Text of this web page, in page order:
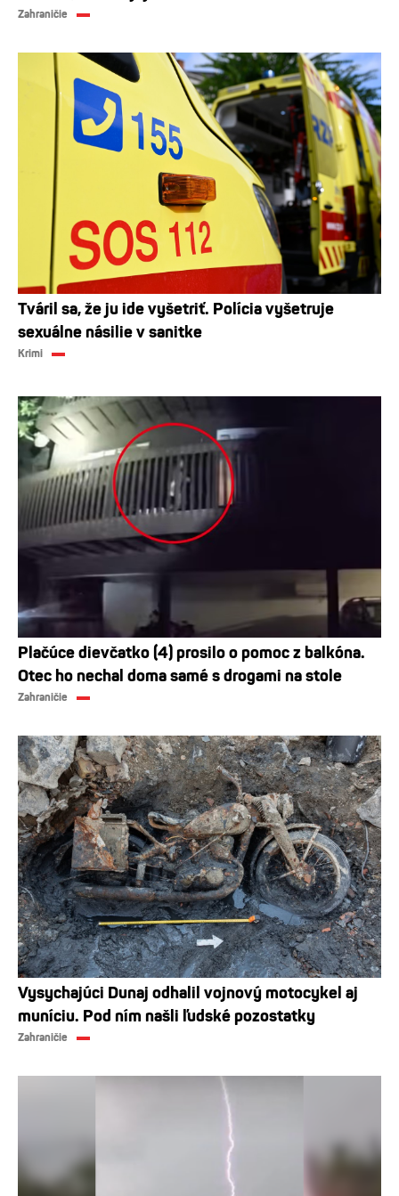
Zahraničie
Tváril sa, že ju ide vyšetriť. Polícia vyšetruje
sexuálne násilie v sanitke
Krimi
Plačúce dievčatko (4) prosilo o pomoc z balkóna.
Otec ho nechal doma samé s drogami na stole
Zahraničie
Vysychajúci Dunaj odhalil vojnový motocykel aj
muníciu. Pod ním našli ľudské pozostatky
Zahraničie